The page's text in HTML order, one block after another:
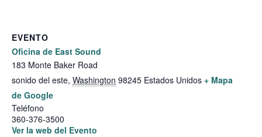
EVENTO
Oficina de East Sound
183 Monte Baker Road
sonido del este, Washington 98245 Estados Unidos + Mapa
de Google
Teléfono
360-376-3500
Ver la web del Evento